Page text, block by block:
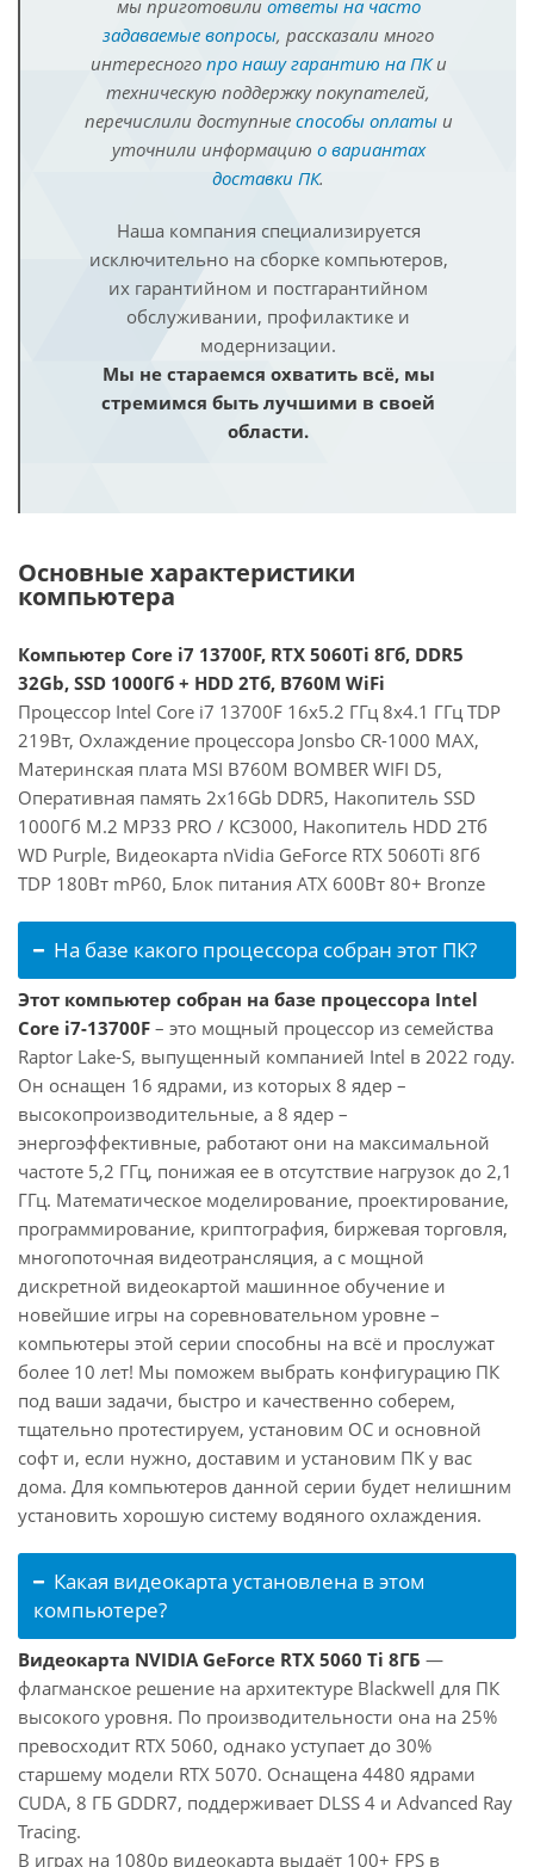
мы приготовили ответы на часто
задаваемые вопросы, рассказали много
интересного про нашу гарантию на ПКи
техническую поддержку покупателей,
перечислили доступные способы оплатыи
уточнили информацию о вариантах
доставки ПК.
Наша компания специализируется
исключительно на сборке компьютеров,
их гарантийном и постгарантийном
обслуживании, профилактике и
модернизации.
Мы не стараемся охватить всё, мы
стремимся быть лучшими в своей
области.
Основные характеристики
компьютера
Компьютер Core i7 13700F, RTX 5060Ti 8Гб, DDR5
32Gb, SSD 1000Гб + HDD 2Тб, B760M WiFi
Процессор Intel Core i7 13700F 16x5.2 ГГц 8x4.1 ГГц TDP
219Вт, Охлаждение процессора Jonsbo CR-1000 MAX,
Материнская плата MSI B760M BOMBER WIFI D5,
Оперативная память 2x16Gb DDR5, Накопитель SSD
1000Гб M.2 MP33 PRO / KC3000, Накопитель HDD 2Тб
WD Purple, Видеокарта nVidia GeForce RTX 5060Ti 8Гб
TDP 180Вт mP60, Блок питания ATX 600Вт 80+ Bronze
На базе какого процессора собран этот ПК?
Этот компьютер собран на базе процессора Intel
Core i7-13700F – это мощный процессор из семейства
Raptor Lake-S, выпущенный компанией Intel в 2022 году.
Он оснащен 16 ядрами, из которых 8 ядер –
высокопроизводительные, а 8 ядер –
энергоэффективные, работают они на максимальной
частоте 5,2 ГГц, понижая ее в отсутствие нагрузок до 2,1
ГГц. Математическое моделирование, проектирование,
программирование, криптография, биржевая торговля,
многопоточная видеотрансляция, а с мощной
дискретной видеокартой машинное обучение и
новейшие игры на соревновательном уровне –
компьютеры этой серии способны на всё и прослужат
более 10 лет! Мы поможем выбрать конфигурацию ПК
под ваши задачи, быстро и качественно соберем,
тщательно протестируем, установим ОС и основной
софт и, если нужно, доставим и установим ПК у вас
дома. Для компьютеров данной серии будет нелишним
установить хорошую систему водяного охлаждения.
Какая видеокарта установлена в этом
компьютере?
Видеокарта NVIDIA GeForce RTX 5060 Ti 8ГБ —
флагманское решение на архитектуре Blackwell для ПК
высокого уровня. По производительности она на 25%
превосходит RTX 5060, однако уступает до 30%
старшему модели RTX 5070. Оснащена 4480 ядрами
CUDA, 8 ГБ GDDR7, поддерживает DLSS 4 и Advanced Ray
Tracing.
В играх на 1080p видеокарта выдаёт 100+ FPS в